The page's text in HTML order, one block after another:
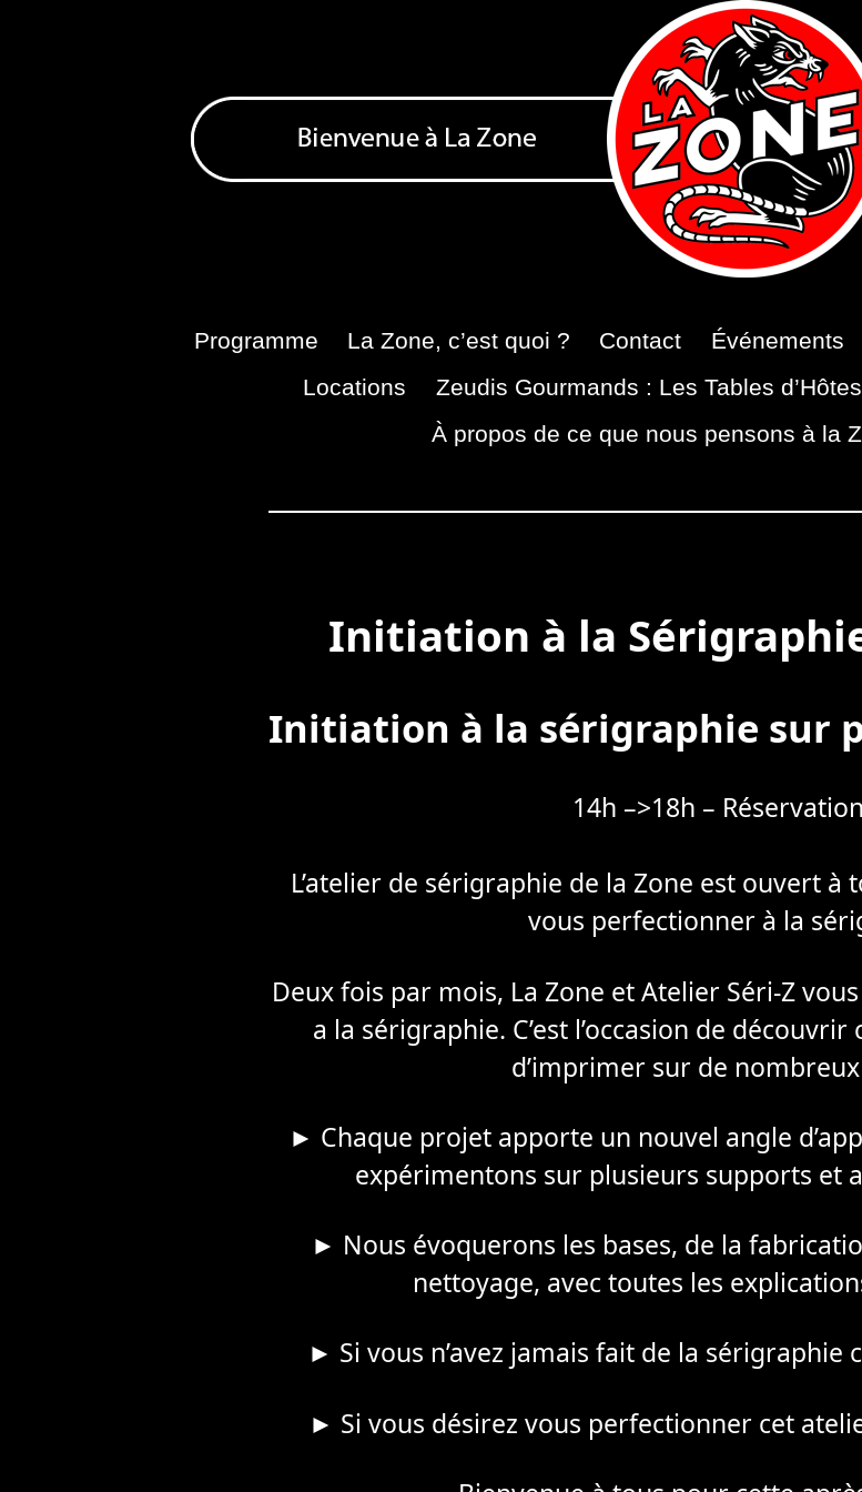
Programme La Zone, c’est quoi ? Contact Événements
Locations
Zeudis Gourmands : Les Tables
À propos de ce que nous pensons à la
Initiation à la
Initiation à la sérigraphie sur
14h –>18h –
L’atelier de sérigraphie de la Zone est ouvert à
vous perfectionner à la
Deux fois par mois, La Zone et Atelier Séri-Z
a la sérigraphie. C’est l’occasion de
d’imprimer sur de
► Chaque projet apporte un nouvel angle
expérimentons sur plusieurs supports et
► Nous évoquerons les bases, de la
nettoyage, avec toutes les
► Si vous n’avez jamais fait de la
► Si vous désirez vous perfectionner cet